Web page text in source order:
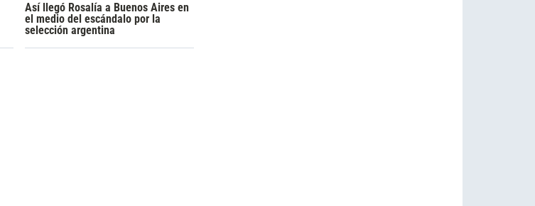
Así llegó Rosalía a Buenos Aires en
el medio del escándalo por la
selección argentina